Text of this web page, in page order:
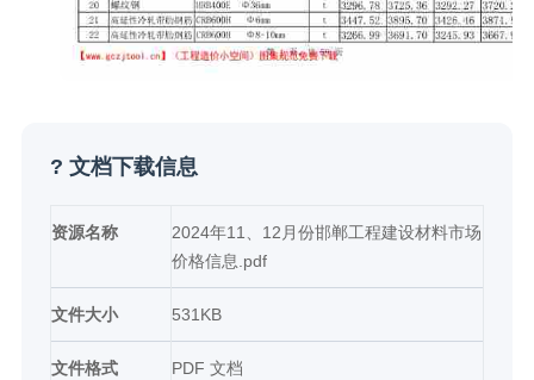
? 文档下载信息
资源名称
2024年11、12月份邯郸工程建设材料市场
价格信息.pdf
文件大小 531KB
文件格式 PDF 文档